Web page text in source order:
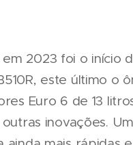
2023 foi o início
este último o
Euro 6 de 13
inovações.